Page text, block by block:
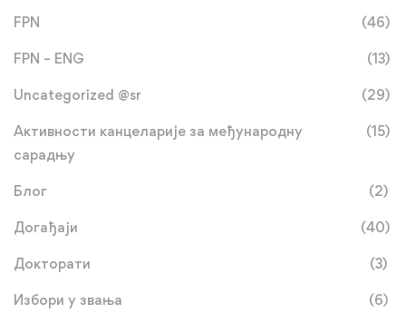
FPN (46)
FPN – ENG (13)
Uncategorized @sr (29)
Активности канцеларије за међународну
сарадњу
(15)
Блог (2)
Догађаји (40)
Докторати (3)
Избори у звања (6)